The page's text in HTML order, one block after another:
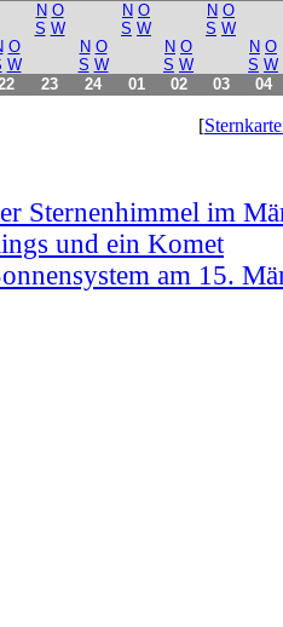
N O
S W
N O
S W
N O
S W
O
W
N O
S W
N O
S W
N O
S W
23 24 01 02 03 04
[
Sternenhimmel im
und ein Komet
am 15.